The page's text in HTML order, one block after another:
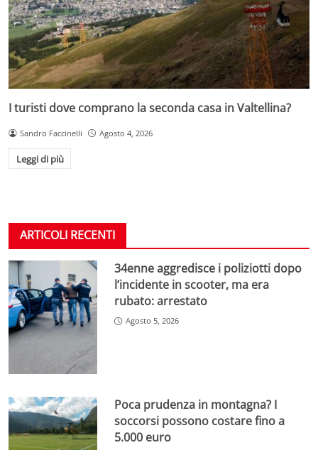
I turisti dove comprano la seconda casa in Valtellina?
Sandro Faccinelli Agosto 4, 2026
Leggi di più
ARTICOLI RECENTI
34enne aggredisce i poliziotti dopo
l’incidente in scooter, ma era
rubato: arrestato
Agosto 5, 2026
Poca prudenza in montagna? I
soccorsi possono costare fino a
5.000 euro